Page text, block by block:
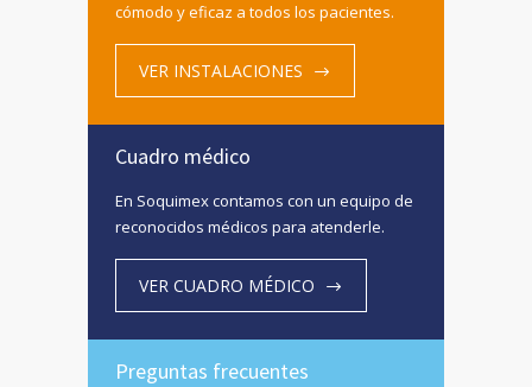
cómodo y eficaz a todos los pacientes.
VER INSTALACIONES
Cuadro médico
En Soquimex contamos con un equipo de
reconocidos médicos para atenderle.
VER CUADRO MÉDICO
Preguntas frecuentes